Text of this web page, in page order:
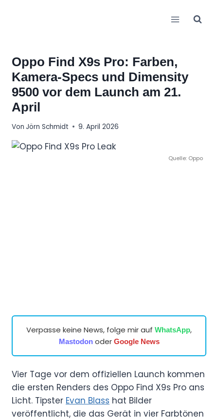
Oppo Find X9s Pro: Farben,
Kamera-Specs und Dimensity
9500 vor dem Launch am 21.
April
Von Jörn Schmidt 9. April 2026
Quelle: Oppo
Verpasse keine News, folge mir auf WhatsApp,
Mastodonoder Google News
Vier Tage vor dem offiziellen Launch kommen
die ersten Renders des Oppo Find X9s Pro ans
Licht. Tipster Evan Blass hat Bilder
veröffentlicht, die das Gerät in vier Farbtönen